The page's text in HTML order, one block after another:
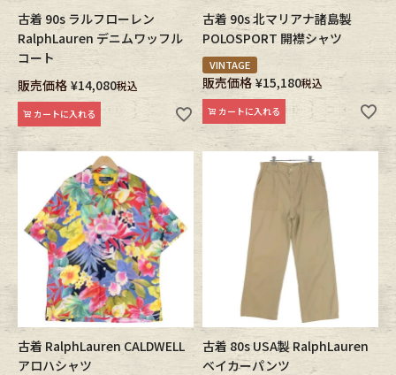
Tops Outer
Bottoms Fafatt
レディース商品カテゴリーから探す
Tops Bottoms
Outer One Piece
Fafatt Kidswear
小物・アクセサリーから探す
古着 90s ラルフローレン
RalphLauren デニムワッフル
コート
販売価格 ¥14,080税込
カートに入れる
古着 90s 北マリアナ諸島製
POLOSPORT 開襟シャツ
VINTAGE
販売価格 ¥15,180税込
カートに入れる
古着 RalphLauren CALDWELL
アロハシャツ
古着 80s USA製 RalphLauren
ベイカーパンツ